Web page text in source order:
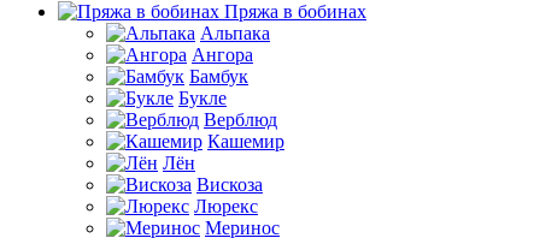
Пряжа в бобинах
Альпака
Ангора
Бамбук
Букле
Верблюд
Кашемир
Лён
Вискоза
Люрекс
Меринос